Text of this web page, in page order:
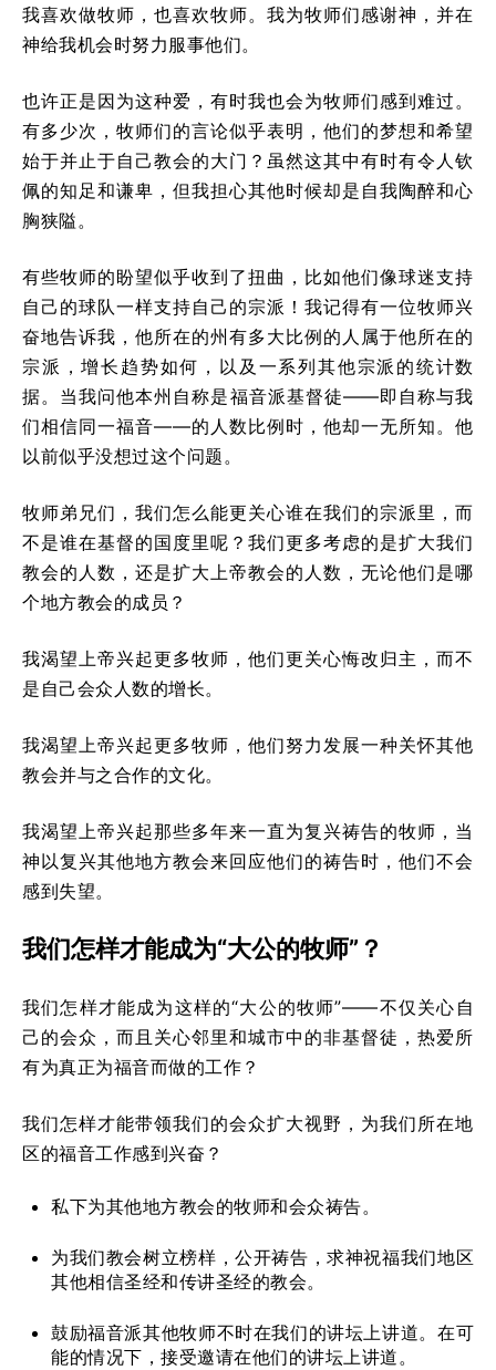
我喜欢做牧师，也喜欢牧师。我为牧师们感谢神，并在
神给我机会时努力服事他们。
也许正是因为这种爱，有时我也会为牧师们感到难过。
有多少次，牧师们的言论似乎表明，他们的梦想和希望
始于并止于自己教会的大门？虽然这其中有时有令人钦
佩的知足和谦卑，但我担心其他时候却是自我陶醉和心
胸狭隘。
有些牧师的盼望似乎收到了扭曲，比如他们像球迷支持
自己的球队一样支持自己的宗派！我记得有一位牧师兴
奋地告诉我，他所在的州有多大比例的人属于他所在的
宗派，增长趋势如何，以及一系列其他宗派的统计数
据。当我问他本州自称是福音派基督徒——即自称与我
们相信同一福音——的人数比例时，他却一无所知。他
以前似乎没想过这个问题。
牧师弟兄们，我们怎么能更关心谁在我们的宗派里，而
不是谁在基督的国度里呢？我们更多考虑的是扩大我们
教会的人数，还是扩大上帝教会的人数，无论他们是哪
个地方教会的成员？
我渴望上帝兴起更多牧师，他们更关心悔改归主，而不
是自己会众人数的增长。
我渴望上帝兴起更多牧师，他们努力发展一种关怀其他
教会并与之合作的文化。
我渴望上帝兴起那些多年来一直为复兴祷告的牧师，当
神以复兴其他地方教会来回应他们的祷告时，他们不会
感到失望。
我们怎样才能成为“大公的牧师”？
我们怎样才能成为这样的“大公的牧师”——不仅关心自
己的会众，而且关心邻里和城市中的非基督徒，热爱所
有为真正为福音而做的工作？
我们怎样才能带领我们的会众扩大视野，为我们所在地
区的福音工作感到兴奋？
私下为其他地方教会的牧师和会众祷告。
为我们教会树立榜样，公开祷告，求神祝福我们地区
其他相信圣经和传讲圣经的教会。
鼓励福音派其他牧师不时在我们的讲坛上讲道。在可
能的情况下，接受邀请在他们的讲坛上讲道。